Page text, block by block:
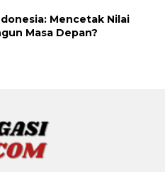
Mencetak Nilai
Masa Depan?